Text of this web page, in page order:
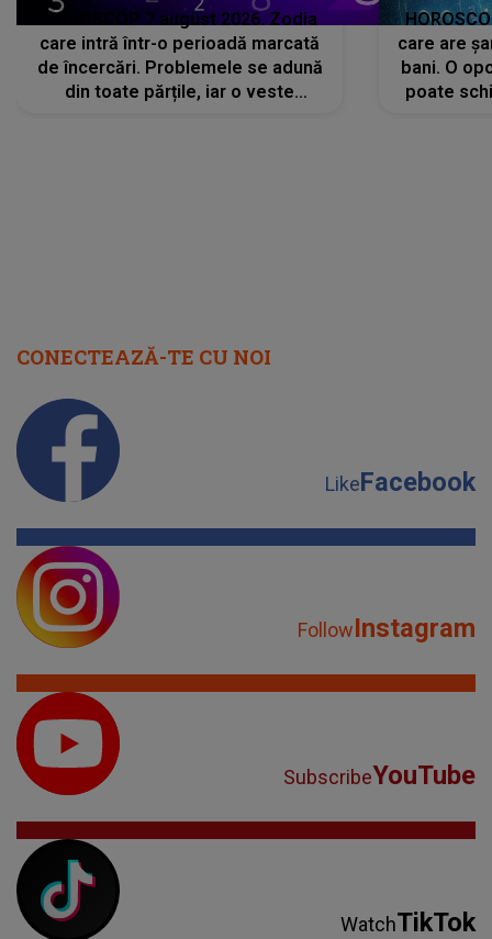
HOROSCOP 7 august 2026. Zodia
care intră într-o perioadă marcată
de încercări. Problemele se adună
din toate părțile, iar o veste
care are
bani. O
poate
CONECTEAZĂ-TE CU NOI
LikeFacebook
FollowInstagram
SubscribeYouTube
WatchTikTok